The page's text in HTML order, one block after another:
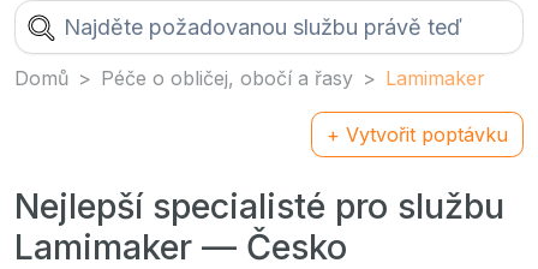
Domů Péče o obličej, obočí a řasy Lamimaker
+ Vytvořit poptávku
Nejlepší specialisté pro službu
Lamimaker — Česko